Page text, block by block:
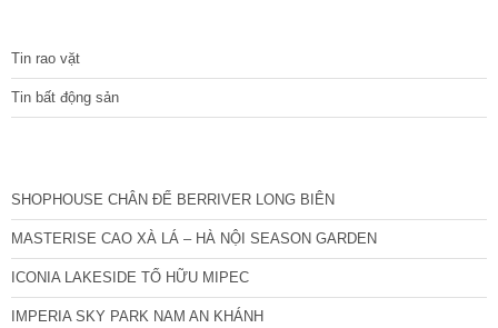
Tin rao vặt
Tin bất động sản
SHOPHOUSE CHÂN ĐẾ BERRIVER LONG BIÊN
MASTERISE CAO XÀ LÁ – HÀ NỘI SEASON GARDEN
ICONIA LAKESIDE TỐ HỮU MIPEC
IMPERIA SKY PARK NAM AN KHÁNH